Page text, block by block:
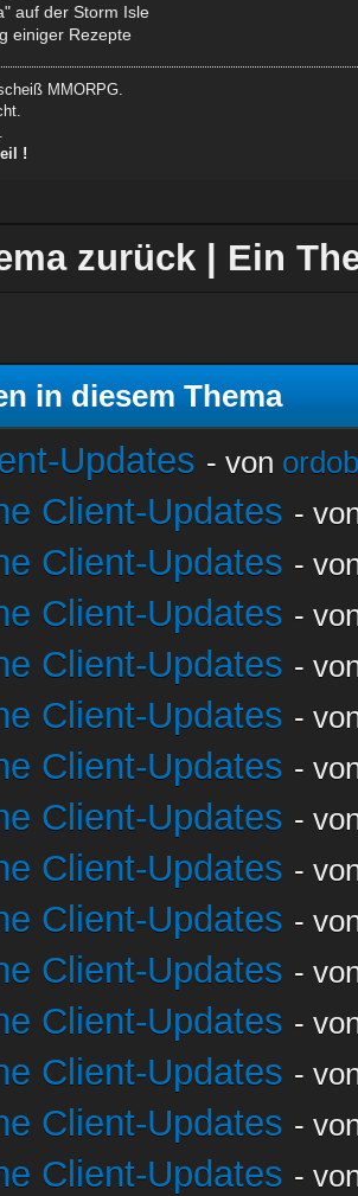
auf der Storm Isle
einiger Rezepte
MMORPG.
!
zurück Ein
in diesem Thema
Updates - von
Client-Updates -
Client-Updates -
Client-Updates -
Client-Updates -
Client-Updates -
Client-Updates -
Client-Updates -
Client-Updates -
Client-Updates -
Client-Updates -
Client-Updates -
Client-Updates -
Client-Updates -
Client-Updates -